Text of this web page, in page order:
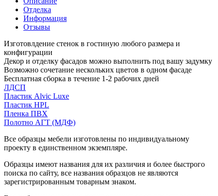
Отделка
Информация
Отзывы
Изготовлдение стенок в гостиную любого размера и
конфигурации
Декор и отделку фасадов можно выполнить под вашу задумку
Возможно сочетание нескольких цветов в одном фасаде
Бесплатная сборка в течение 1-2 рабочих дней
ЛДСП
Пластик Alvic Luxe
Пластик HPL
Пленка ПВХ
Полотно АГТ (МДФ)
Все образцы мебели изготовлены по индивидуальному
проекту в единственном экземпляре.
Образцы имеют названия для их различия и более быстрого
поиска по сайту, все названия образцов не являются
зарегистрированным товарным знаком.